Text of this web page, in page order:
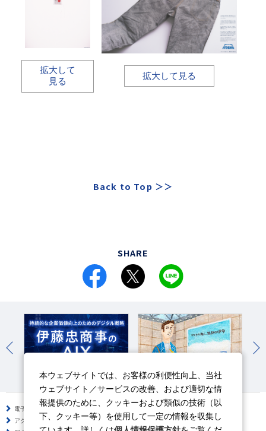
拡大して
見る
拡大して見る
Back to Top ＞＞
SHARE
伊藤忠のAIX 伊藤忠商事の働き方改革
電子公告
サイトのご利用について
アクセシビリティポリシー
情報セキュリティポリシー
本ウェブサイトでは、お客様の利便性向上、当社
ウェブサイト／サービスの改善、および適切な情
報提供のために、クッキーおよび類似の技術（以
下、クッキー等）を使用して一定の情報を収集し